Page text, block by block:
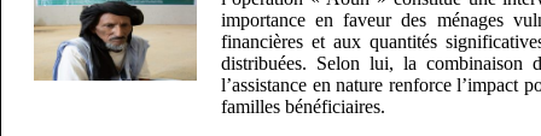
importance en faveur des ménages
financières et aux quantités
distribuées. Selon lui, la combinaison
l’assistance en nature renforce l’impact
familles bénéficiaires.